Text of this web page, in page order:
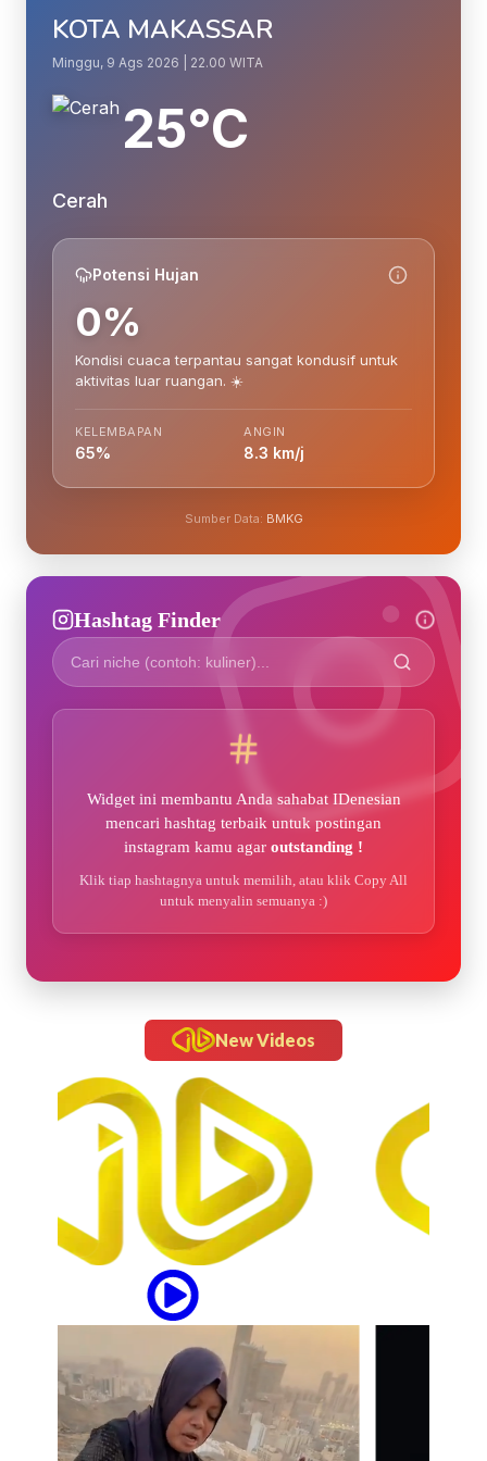
KOTA MAKASSAR
Minggu, 9 Ags 2026 | 22.00 WITA
25°C
Cerah
Potensi Hujan
0%
Kondisi cuaca terpantau sangat kondusif untuk
aktivitas luar ruangan. ☀️
KELEMBAPAN
65%
ANGIN
8.3 km/j
Sumber Data: BMKG
Hashtag Finder
Widget ini membantu Anda sahabat IDenesian
mencari hashtag terbaik untuk postingan
instagram kamu agar outstanding !
Klik tiap hashtagnya untuk memilih, atau klik Copy All
untuk menyalin semuanya :)
New Videos